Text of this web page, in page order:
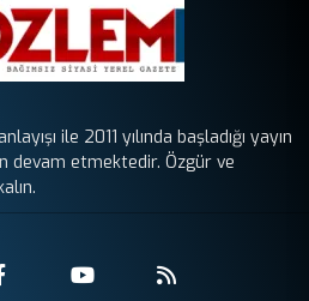
ile 2011 yılında başladığı yayın
devam etmektedir. Özgür ve